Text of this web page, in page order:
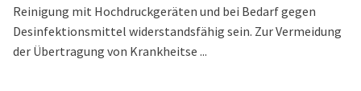
Reinigung mit Hochdruckgeräten und bei Bedarf gegen
Desinfektionsmittel widerstandsfähig sein. Zur Vermeidung
der Übertragung von Krankheitse ...